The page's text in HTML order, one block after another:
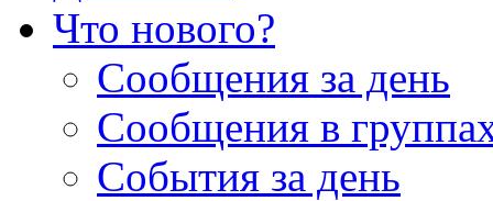
Что нового?
Сообщения за день
Сообщения в
События за день